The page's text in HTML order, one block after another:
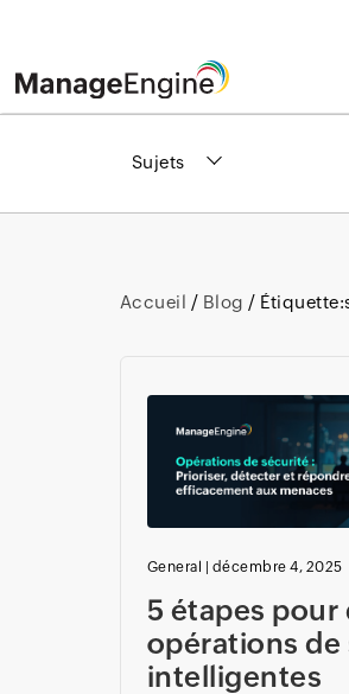
Sujets
Accueil / Blog / Étiquette:
General décembre 4, 2025
5 étapes pour
opérations de
intelligentes